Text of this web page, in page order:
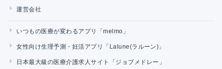
運営会社
いつもの医療が変わるアプリ「melmo」
女性向け生理予測・妊活アプリ「Lalune(ラルーン)」
日本最大級の医療介護求人サイト「ジョブメドレー」